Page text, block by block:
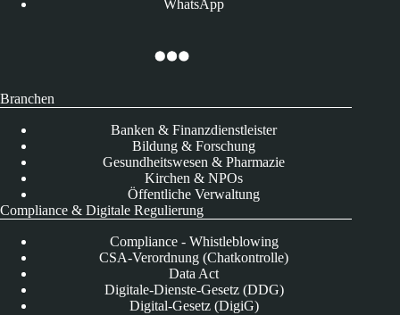
WhatsApp
Branchen
Banken & Finanzdienstleister
Bildung & Forschung
Gesundheitswesen & Pharmazie
Kirchen & NPOs
Öffentliche Verwaltung
Compliance & Digitale Regulierung
Compliance - Whistleblowing
CSA-Verordnung (Chatkontrolle)
Data Act
Digitale-Dienste-Gesetz (DDG)
Digital-Gesetz (DigiG)